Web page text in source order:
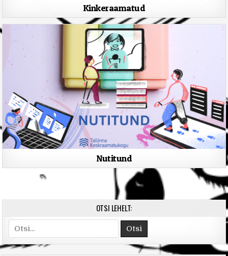
Kinkeraamatud
Nutitund
OTSI LEHELT:
Search
for: